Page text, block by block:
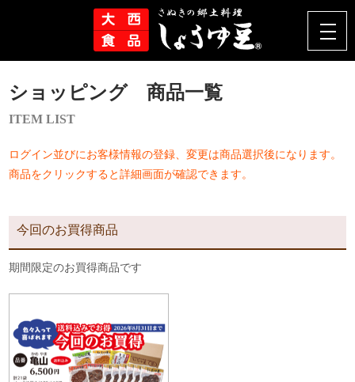
ショッピング 商品一覧
ITEM LIST
ログイン並びにお客様情報の登録、変更は商品選択後になります。
商品をクリックすると詳細画面が確認できます。
今回のお買得商品
期間限定のお買得商品です